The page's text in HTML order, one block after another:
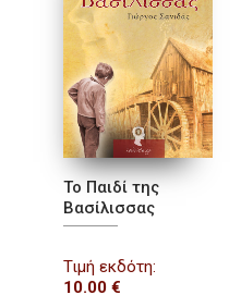
Το Παιδί της
Βασίλισσας
Τιμή εκδότη:
10.00€